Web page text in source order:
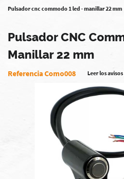
Pulsador cnc commodo 1 led - manillar 22 mm
Pulsador CNC
Manillar 22 mm
Referencia Como008 Leer los